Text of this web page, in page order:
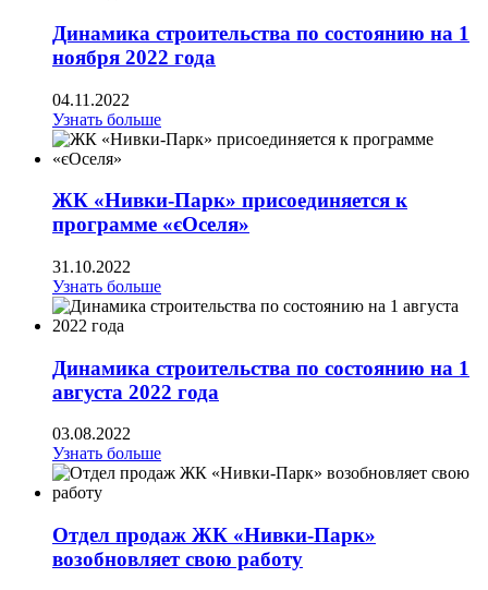
Динамика строительства по состоянию на 1
ноября 2022 года
04.11.2022
Узнать больше
ЖК «Нивки-Парк» присоединяется к
программе «єОселя»
31.10.2022
Узнать больше
Динамика строительства по состоянию на 1
августа 2022 года
03.08.2022
Узнать больше
Отдел продаж ЖК «Нивки-Парк»
возобновляет свою работу